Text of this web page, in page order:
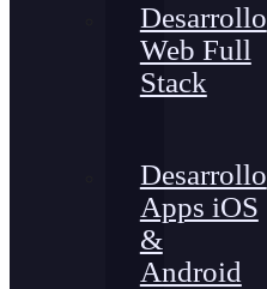
Desarrollo
Web Full
Stack
Desarrollo
Apps iOS
&
Android